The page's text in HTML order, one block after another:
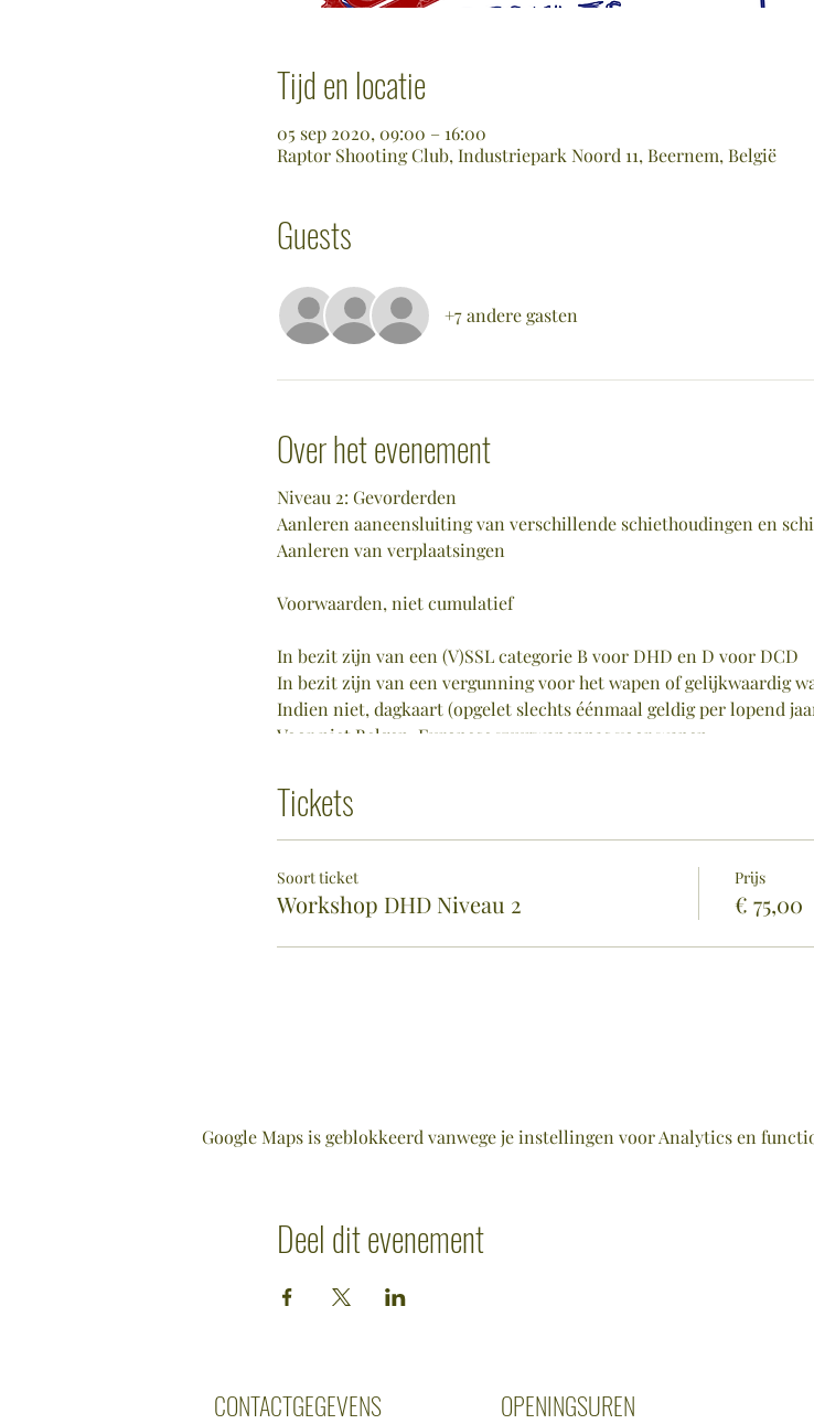
Tijd en locatie
05 sep 2020, 09:00 – 16:00
Raptor Shooting Club, Industriepark Noord 11, Beernem, België
Guests
+7 andere gasten
Over het evenement
Niveau 2: Gevorderden
Aanleren aaneensluiting van verschillende schiethoudingen en
Aanleren van verplaatsingen
Voorwaarden, niet cumulatief
In bezit zijn van een (V)SSL categorie B voor DHD en D voor DCD
In bezit zijn van een vergunning voor het wapen of gelijkwaardig
Indien niet, dagkaart (opgelet slechts éénmaal geldig per lopend
Voor niet Belgen, Europese vuurwapenpas voor wapen
Tickets
Soort ticket
Workshop DHD Niveau 2
Prijs
€ 75,00
Google Maps is geblokkeerd vanwege je instellingen voor Analytics en
Deel dit evenement
CONTACTGEGEVENS OPENINGSUREN